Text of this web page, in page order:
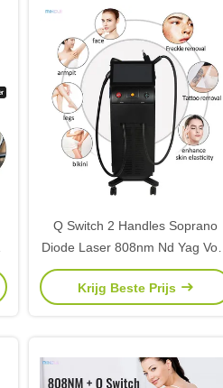
Q Switch 2 Handles Soprano
Diode Laser 808nm Nd Yag Voor
Haarverwijdering
Krijg Beste Prijs